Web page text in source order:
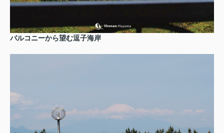
バルコニーから望む逗子海岸